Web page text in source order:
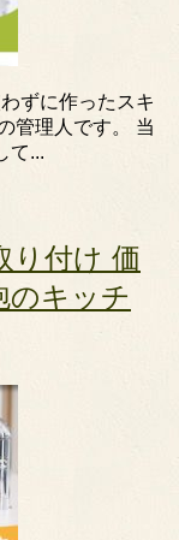
ずに作ったスキ
管理人です。 当
て...
り付け 価
のキッチ